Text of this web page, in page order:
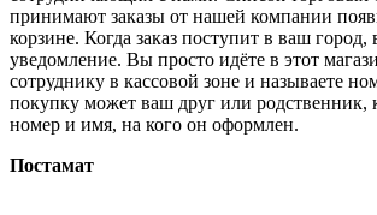
принимают заказы от нашей компании
корзине. Когда заказ поступит в ваш город,
уведомление. Вы просто идёте в этот
сотруднику в кассовой зоне и называете
покупку может ваш друг или родственник,
номер и имя, на кого он оформлен.
Постамат